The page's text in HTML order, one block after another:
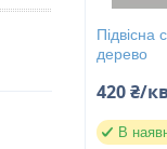
Підвісна
дерево
420 ₴/
В